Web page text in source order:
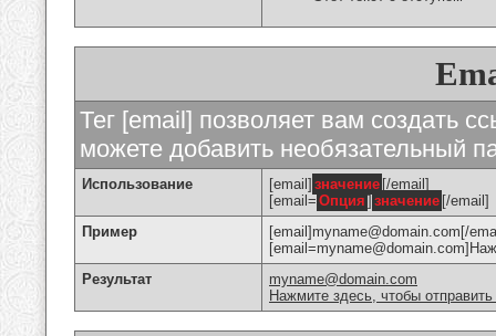
Тег [email] позволяет вам создать
можете добавить необязательный
Использование [email] значение [/email]
[email= Опция ] значение [/email]
Пример
[email]myname@domain.com[/
Результат
myname@domain.com
Нажмите здесь, чтобы